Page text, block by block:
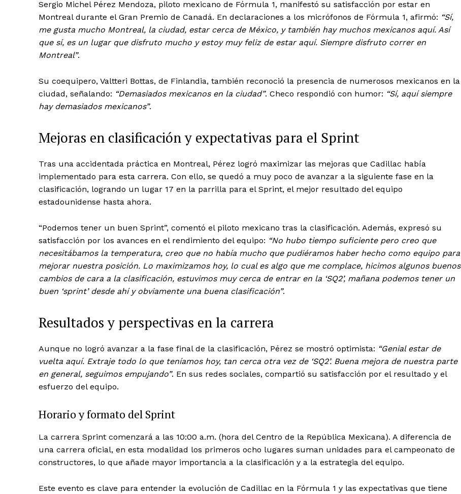
News Week
About
Chetumal
Playa del Carmen
Sergio Michel Pérez Mendoza, piloto mexicano de Fórmula 1, manifestó su satisfacción por estar en
Montreal durante el Gran Premio de Canadá. En declaraciones a los micrófonos de Fórmula 1, afirmó: “Sí,
me gusta mucho Montreal, la ciudad, estar cerca de México, y también hay muchos mexicanos aquí. Así
que sí, es un lugar que disfruto mucho y estoy muy feliz de estar aquí. Siempre disfruto correr en
Montreal”.
Su coequipero, Valtteri Bottas, de Finlandia, también reconoció la presencia de numerosos mexicanos en la
ciudad, señalando: “Demasiados mexicanos en la ciudad”. Checo respondió con humor: “Sí, aquí siempre
hay demasiados mexicanos”.
Mejoras en clasificación y expectativas para el Sprint
Tras una accidentada práctica en Montreal, Pérez logró maximizar las mejoras que Cadillac había
implementado para esta carrera. Con ello, se quedó a muy poco de avanzar a la siguiente fase en la
clasificación, logrando un lugar 17 en la parrilla para el Sprint, el mejor resultado del equipo
estadounidense hasta ahora.
“Podemos tener un buen Sprint”, comentó el piloto mexicano tras la clasificación. Además, expresó su
satisfacción por los avances en el rendimiento del equipo: “No hubo tiempo suficiente pero creo que
necesitábamos la temperatura, creo que no había mucho que pudiéramos haber hecho como equipo para
mejorar nuestra posición. Lo maximizamos hoy, lo cual es algo que me complace, hicimos algunos buenos
cambios de cara a la clasificación, estuvimos muy cerca de entrar en la ‘SQ2’, mañana podemos tener un
buen ‘sprint’ desde ahí y obviamente una buena clasificación”.
Resultados y perspectivas en la carrera
Aunque no logró avanzar a la fase final de la clasificación, Pérez se mostró optimista: “Genial estar de
vuelta aquí. Extraje todo lo que teníamos hoy, tan cerca otra vez de ‘SQ2’. Buena mejora de nuestra parte
en general, seguimos empujando”. En sus redes sociales, compartió su satisfacción por el resultado y el
esfuerzo del equipo.
Horario y formato del Sprint
La carrera Sprint comenzará a las 10:00 a.m. (hora del Centro de la República Mexicana). A diferencia de
una carrera oficial, en esta modalidad los primeros ocho lugares suman unidades para el campeonato de
constructores, lo que añade mayor importancia a la clasificación y a la estrategia del equipo.
Este evento es clave para entender la evolución de Cadillac en la Fórmula 1 y las expectativas que tiene